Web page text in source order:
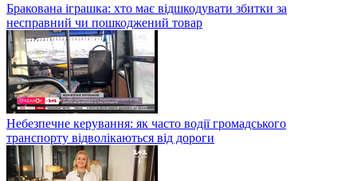
Бракована іграшка: хто має відшкодувати збитки за
несправний чи пошкоджений товар
Небезпечне керування: як часто водії громадського
транспорту відволікаються від дороги